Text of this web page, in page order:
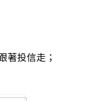
著投信走；